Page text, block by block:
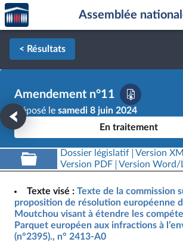
Aller au contenu
Aller en bas de la page
Accèder
à la
page
d'accueil
Assemblée
< Résultats
Amendement n°11
Déposé le samedi 8 juin 2024
En traitement
Dossier législatif Version
Version PDF
Version Word/
Texte visé : Texte de la commission
proposition de résolution européenne
Moutchou visant à étendre les
Parquet européen aux infractions à
(n°2395)., n° 2413-A0